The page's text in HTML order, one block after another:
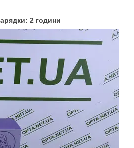
2 години